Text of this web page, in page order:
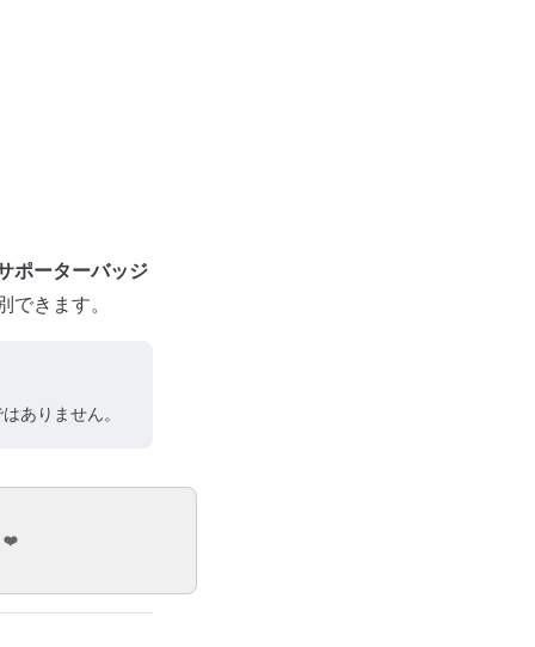
ポーターバッジ
きます。
ありません。
❤️